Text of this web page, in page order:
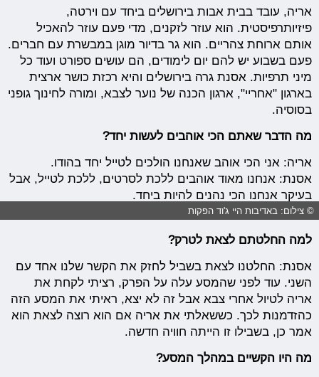
אריה, עובד בבית אבות בירושלים ביחד עם וירטה,
פיזיותרפיסטית. הוא עוזר לזקנים, מדי פעם עוזר להאכיל
אותם ארוחת צהריים. הוא גר בדיור מוגן במבשרת עם חברים.
פעם בשבוע יש להם יום לימודים, הם עושים ספורט ועוד כל
מיני תרפיות. אסנת גרה בירושלים והיא רכזת כושר ארצית
בארגון "אחריי", ארגון הכנה של נוער לצבא, ומורה לחינוך גופני
בסוסיה.
מה הדבר שאתם הכי אוהבים לעשות יחד?
אריה: אני הכי אוהב שאנחנו הולכים לטייל יחד בהודו.
אסנת: אנחנו מאוד אוהבים ללכת לסרטים, ללכת לטייל, אבל
בעיקר אנחנו הכי נהנים להיות ביחד.
© צילום: באדיבות היי ג'וד הפקות
למה החלטתם לצאת לטרק?
אסנת: החלטנו לצאת בשביל לחזק את הקשר שלנו אחד עם
השני. עוד לפני שהמסע עלה על הפרק, רציתי לקחת את
אריה לטיול אחרי צבא אבל זה לא יצא, ראיתי את המסע הזה
כהזדמנות לכך. כששאלתי את אריה אם הוא רוצה לצאת הוא
אמר כן, בשבילו זו הייתה חוויה חדשה.
מה היו הקשיים במהלך המסע?